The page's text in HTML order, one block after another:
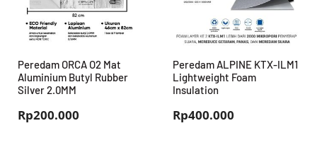
Peredam ORCA O2 Mat
Aluminium Butyl Rubber
Silver 2.0MM
Rp200.000
Peredam ALPINE KTX-ILM1
Lightweight Foam
Insulation
Rp400.000